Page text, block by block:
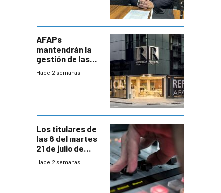
AFAPs
mantendrán la
gestión de las
cuentas
Hace 2 semanas
Los titulares de
las 6 del martes
21 de julio de
2026
Hace 2 semanas